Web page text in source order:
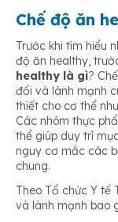
Hạn chế sử
Trứng
Chế độ ăn
Trước khi tìm hiểu
độ ăn healthy,
healthy là gì?
đối và lành mạnh
thiết cho cơ thể
Các nhóm thực
thể giúp duy trì
nguy cơ mắc các
chung.
Theo Tổ chức Y tế
và lành mạnh bao